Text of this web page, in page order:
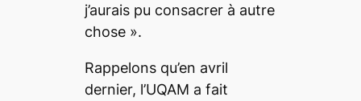
j’aurais pu consacrer à autre
chose ».
Rappelons qu’en avril
dernier, l’UQAM a fait